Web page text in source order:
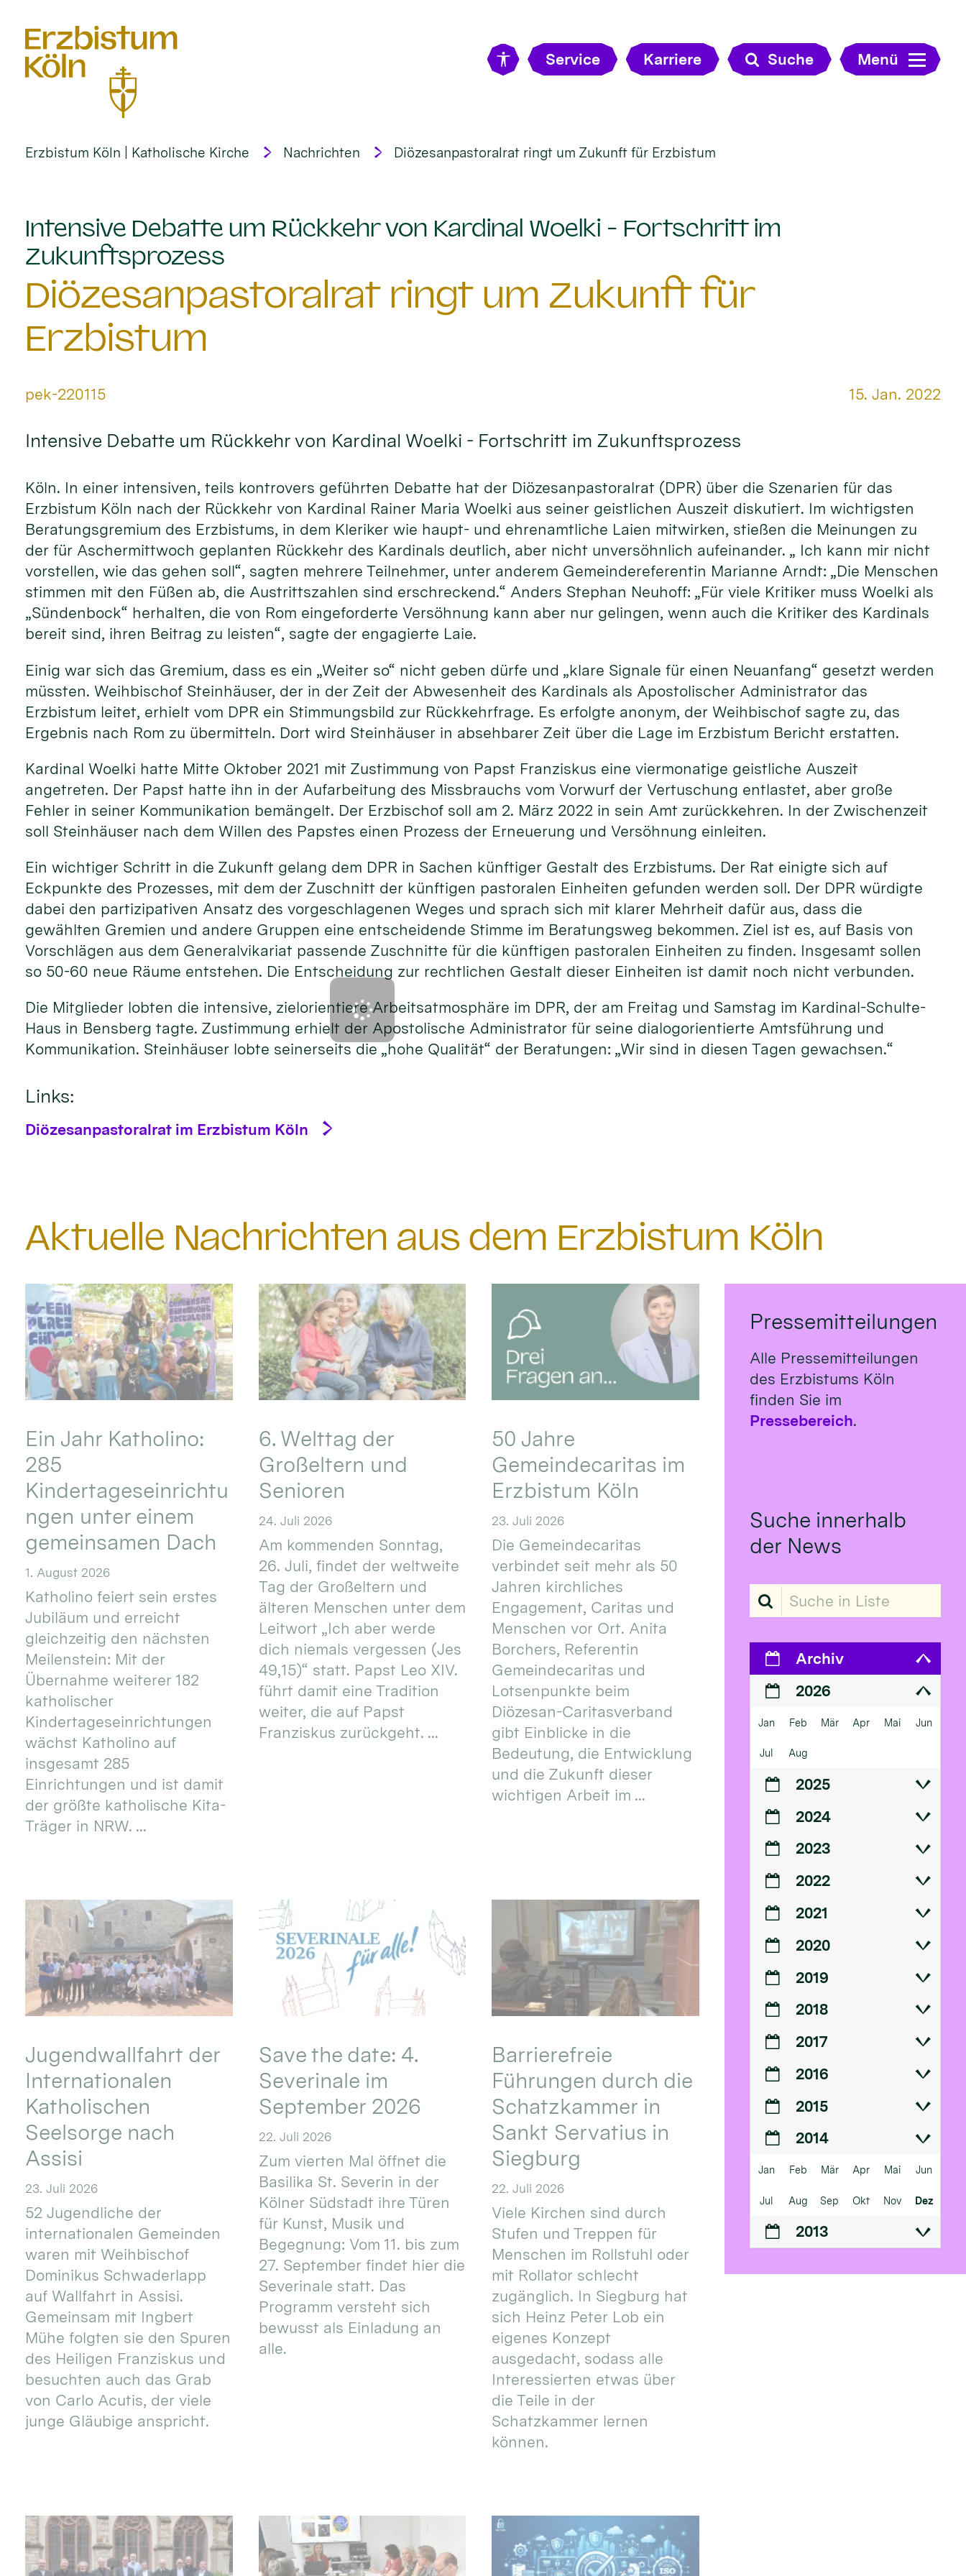
Service Karriere Suche Menü
Erzbistum Köln | Katholische Kirche Nachrichten Diözesanpastoralrat ringt um Zukunft für Erzbistum
Intensive Debatte um Rückkehr von Kardinal Woelki - Fortschritt im
Zukunftsprozess
Diözesanpastoralrat ringt um Zukunft für
Erzbistum
Datum:
15. Jan. 2022
Von:
pek-220115
Intensive Debatte um Rückkehr von Kardinal Woelki - Fortschritt im Zukunftsprozess
Köln. In einer intensiven, teils kontrovers geführten Debatte hat der Diözesanpastoralrat (DPR) über die Szenarien für das
Erzbistum Köln nach der Rückkehr von Kardinal Rainer Maria Woelki aus seiner geistlichen Auszeit diskutiert. Im wichtigsten
Beratungsgremium des Erzbistums, in dem Kleriker wie haupt- und ehrenamtliche Laien mitwirken, stießen die Meinungen zu
der für Aschermittwoch geplanten Rückkehr des Kardinals deutlich, aber nicht unversöhnlich aufeinander. „ Ich kann mir nicht
vorstellen, wie das gehen soll“, sagten mehrere Teilnehmer, unter anderem Gemeindereferentin Marianne Arndt: „Die Menschen
stimmen mit den Füßen ab, die Austrittszahlen sind erschreckend.“ Anders Stephan Neuhoff: „Für viele Kritiker muss Woelki als
„Sündenbock“ herhalten, die von Rom eingeforderte Versöhnung kann aber nur gelingen, wenn auch die Kritiker des Kardinals
bereit sind, ihren Beitrag zu leisten“, sagte der engagierte Laie.
Einig war sich das Gremium, dass es ein „Weiter so“ nicht geben dürfe und „klare Signale für einen Neuanfang“ gesetzt werden
müssten. Weihbischof Steinhäuser, der in der Zeit der Abwesenheit des Kardinals als Apostolischer Administrator das
Erzbistum leitet, erhielt vom DPR ein Stimmungsbild zur Rückkehrfrage. Es erfolgte anonym, der Weihbischof sagte zu, das
Ergebnis nach Rom zu übermitteln. Dort wird Steinhäuser in absehbarer Zeit über die Lage im Erzbistum Bericht erstatten.
Kardinal Woelki hatte Mitte Oktober 2021 mit Zustimmung von Papst Franziskus eine viermonatige geistliche Auszeit
angetreten. Der Papst hatte ihn in der Aufarbeitung des Missbrauchs vom Vorwurf der Vertuschung entlastet, aber große
Fehler in seiner Kommunikation bemängelt. Der Erzbischof soll am 2. März 2022 in sein Amt zurückkehren. In der Zwischenzeit
soll Steinhäuser nach dem Willen des Papstes einen Prozess der Erneuerung und Versöhnung einleiten.
Ein wichtiger Schritt in die Zukunft gelang dem DPR in Sachen künftiger Gestalt des Erzbistums. Der Rat einigte sich auf
Eckpunkte des Prozesses, mit dem der Zuschnitt der künftigen pastoralen Einheiten gefunden werden soll. Der DPR würdigte
dabei den partizipativen Ansatz des vorgeschlagenen Weges und sprach sich mit klarer Mehrheit dafür aus, dass die
gewählten Gremien und andere Gruppen eine entscheidende Stimme im Beratungsweg bekommen. Ziel ist es, auf Basis von
Vorschlägen aus dem Generalvikariat passende Zuschnitte für die künftigen pastoralen Einheiten zu finden. Insgesamt sollen
so 50-60 neue Räume entstehen. Die Entscheidung zur rechtlichen Gestalt dieser Einheiten ist damit noch nicht verbunden.
Die Mitglieder lobten die intensive, zielorientiere Arbeitsatmosphäre im DPR, der am Freitag und Samstag im Kardinal-Schulte-
Haus in Bensberg tagte. Zustimmung erhielt der Apostolische Administrator für seine dialogorientierte Amtsführung und
Kommunikation. Steinhäuser lobte seinerseits die „hohe Qualität“ der Beratungen: „Wir sind in diesen Tagen gewachsen.“
Links:
Diözesanpastoralrat im Erzbistum Köln
Aktuelle Nachrichten aus dem Erzbistum Köln
Ein Jahr Katholino:
285
Kindertageseinrichtu
ngen unter einem
gemeinsamen Dach
1. August 2026
Katholino feiert sein erstes
Jubiläum und erreicht
gleichzeitig den nächsten
Meilenstein: Mit der
Übernahme weiterer 182
katholischer
Kindertageseinrichtungen
wächst Katholino auf
insgesamt 285
Einrichtungen und ist damit
der größte katholische Kita-
Träger in NRW. ...
6. Welttag der
Großeltern und
Senioren
24. Juli 2026
Am kommenden Sonntag,
26. Juli, findet der weltweite
Tag der Großeltern und
älteren Menschen unter dem
Leitwort „Ich aber werde
dich niemals vergessen (Jes
49,15)“ statt. Papst Leo XIV.
führt damit eine Tradition
weiter, die auf Papst
Franziskus zurückgeht. ...
50 Jahre
Gemeindecaritas im
Erzbistum Köln
23. Juli 2026
Die Gemeindecaritas
verbindet seit mehr als 50
Jahren kirchliches
Engagement, Caritas und
Menschen vor Ort. Anita
Borchers, Referentin
Gemeindecaritas und
Lotsenpunkte beim
Diözesan-Caritasverband
gibt Einblicke in die
Bedeutung, die Entwicklung
und die Zukunft dieser
wichtigen Arbeit im ...
Jugendwallfahrt der
Internationalen
Katholischen
Seelsorge nach
Assisi
23. Juli 2026
52 Jugendliche der
internationalen Gemeinden
waren mit Weihbischof
Dominikus Schwaderlapp
auf Wallfahrt in Assisi.
Gemeinsam mit Ingbert
Mühe folgten sie den Spuren
des Heiligen Franziskus und
besuchten auch das Grab
von Carlo Acutis, der viele
junge Gläubige anspricht.
Save the date: 4.
Severinale im
September 2026
22. Juli 2026
Zum vierten Mal öffnet die
Basilika St. Severin in der
Kölner Südstadt ihre Türen
für Kunst, Musik und
Begegnung: Vom 11. bis zum
27. September findet hier die
Severinale statt. Das
Programm versteht sich
bewusst als Einladung an
alle.
Barrierefreie
Führungen durch die
Schatzkammer in
Sankt Servatius in
Siegburg
22. Juli 2026
Viele Kirchen sind durch
Stufen und Treppen für
Menschen im Rollstuhl oder
mit Rollator schlecht
zugänglich. In Siegburg hat
sich Heinz Peter Lob ein
eigenes Konzept
ausgedacht, sodass alle
Interessierten etwas über
die Teile in der
Schatzkammer lernen
können.
Pressemitteilungen
Alle Pressemitteilungen
des Erzbistums Köln
finden Sie im
Pressebereich.
Suche innerhalb
der News
Suche in Liste
Archiv
2026
Jan Feb Mär Apr Mai Jun
Jul Aug
2025
2024
2023
2022
2021
2020
2019
2018
2017
2016
2015
2014
Jan Feb Mär Apr Mai Jun
Jul Aug Sep Okt Nov Dez
2013